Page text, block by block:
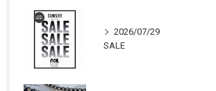
2026/07/29
SALE